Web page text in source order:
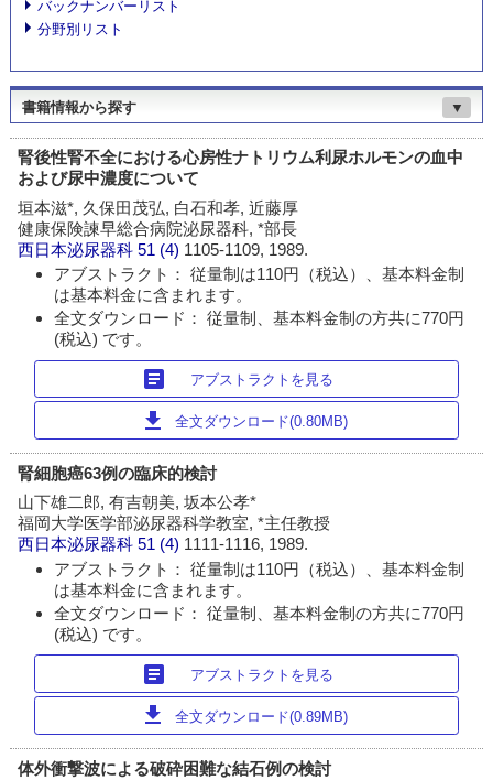
バックナンバーリスト
分野別リスト
書籍情報から探す ▼
腎後性腎不全における心房性ナトリウム利尿ホルモンの血中
および尿中濃度について
垣本滋*, 久保田茂弘, 白石和孝, 近藤厚
健康保険諫早総合病院泌尿器科, *部長
西日本泌尿器科 51 (4) 1105-1109, 1989.
アブストラクト： 従量制は110円（税込）、基本料金制
は基本料金に含まれます。
全文ダウンロード： 従量制、基本料金制の方共に770円
(税込) です。
article アブストラクトを見る
download 全文ダウンロード(0.80MB)
腎細胞癌63例の臨床的検討
山下雄二郎, 有吉朝美, 坂本公孝*
福岡大学医学部泌尿器科学教室, *主任教授
西日本泌尿器科 51 (4) 1111-1116, 1989.
アブストラクト： 従量制は110円（税込）、基本料金制
は基本料金に含まれます。
全文ダウンロード： 従量制、基本料金制の方共に770円
(税込) です。
article アブストラクトを見る
download 全文ダウンロード(0.89MB)
体外衝撃波による破砕困難な結石例の検討